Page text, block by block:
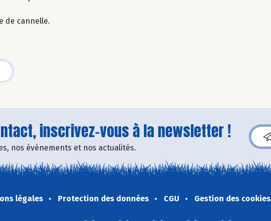
de cannelle.
inscrivez-vous à la newsletter !
nos événements et nos actualités.
légales Protection des données CGU Gestion des cookies